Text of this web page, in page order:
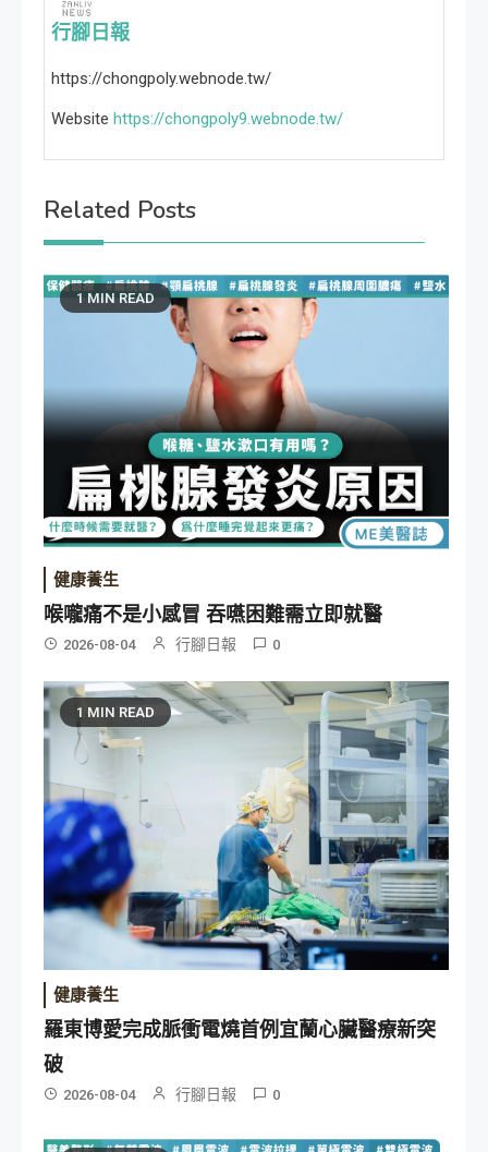
行腳日報
https://chongpoly.webnode.tw/
Website https://chongpoly9.webnode.tw/
Related Posts
1 MIN READ
健康養生
喉嚨痛不是小感冒 吞嚥困難需立即就醫
2026-08-04 行腳日報 0
1 MIN READ
健康養生
羅東博愛完成脈衝電燒首例宜蘭心臟醫療新突
破
2026-08-04 行腳日報 0